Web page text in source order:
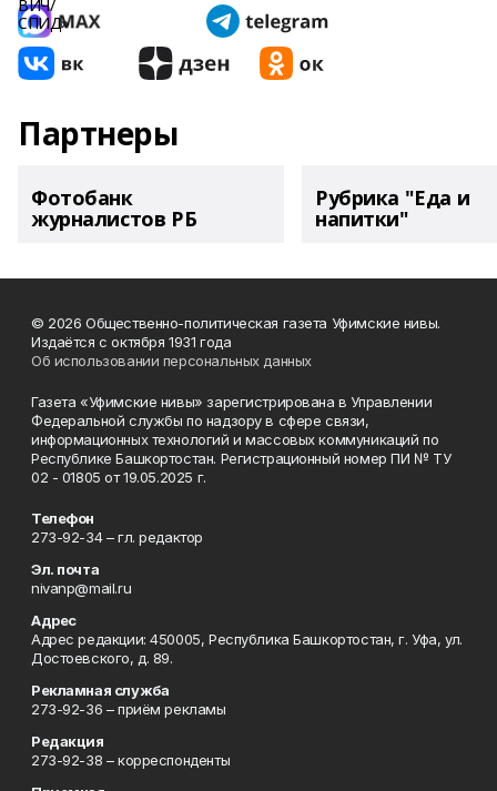
Партнеры
Фотобанк
журналистов РБ
Рубрика "Еда и
напитки"
© 2026 Общественно-политическая газета Уфимские нивы.
Издаётся с октября 1931 года
Об использовании персональных данных
Газета «Уфимские нивы» зарегистрирована в Управлении
Федеральной службы по надзору в сфере связи,
информационных технологий и массовых коммуникаций по
Республике Башкортостан. Регистрационный номер ПИ № ТУ
02 - 01805 от 19.05.2025 г.
Телефон
273-92-34 – гл. редактор
Эл. почта
nivanp@mail.ru
Адрес
Адрес редакции: 450005, Республика Башкортостан, г. Уфа, ул.
Достоевского, д. 89.
Рекламная служба
273-92-36 – приём рекламы
Редакция
273-92-38 – корреспонденты